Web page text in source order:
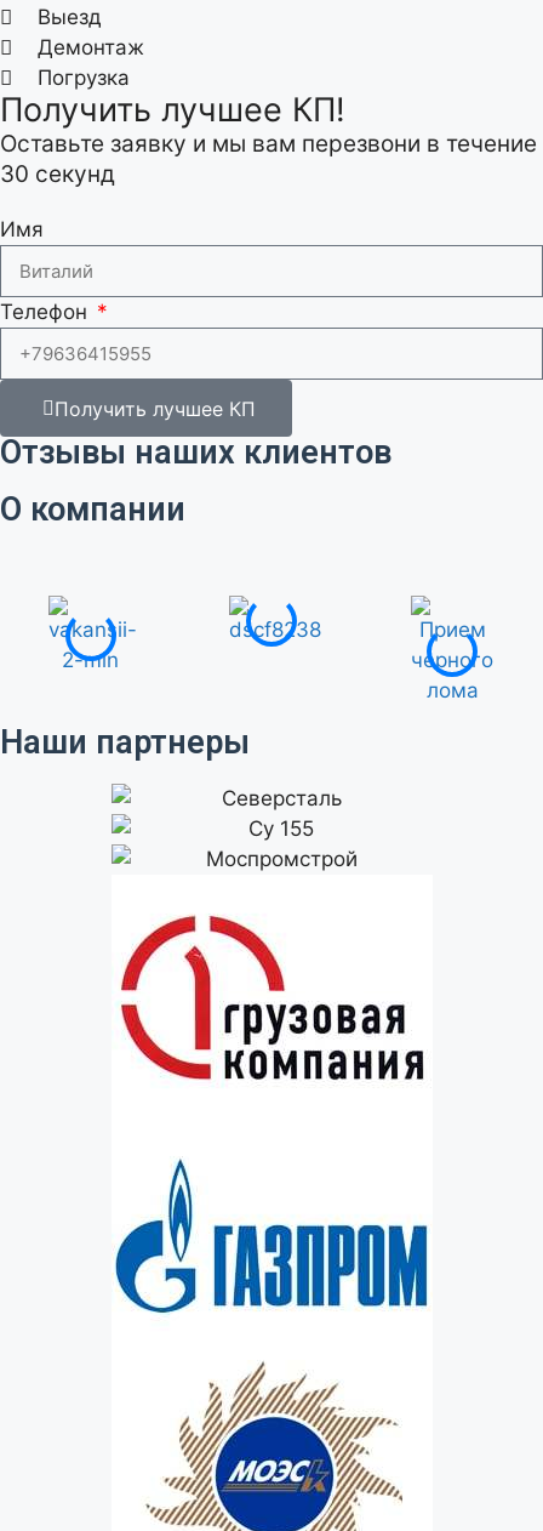
Выезд
Демонтаж
Погрузка
Получить лучшее КП!
Оставьте заявку и мы вам перезвони в течение
30 секунд
Имя
Телефон
Получить лучшее КП
Отзывы наших клиентов
О компании
Наши партнеры